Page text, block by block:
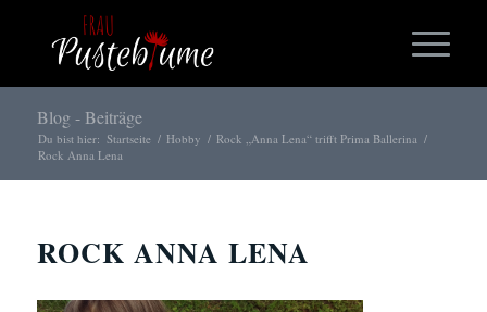
Blog - Beiträge
Du bist hier: Startseite / Hobby / Rock „Anna Lena“ trifft Prima Ballerina /
Rock Anna Lena
ROCK ANNA LENA